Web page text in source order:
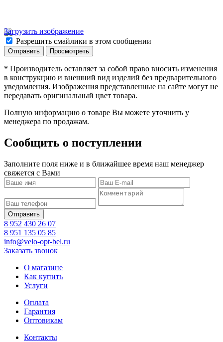
Загрузить изображение
Разрешить смайлики в этом сообщении
* Производитель оставляет за собой право вносить изменения
в конструкцию и внешний вид изделий без предварительного
уведомления. Изображения представленные на сайте могут не
передавать оригинальный цвет товара.
Полную информацию о товаре Вы можете уточнить у
менеджера по продажам.
Сообщить о поступлении
Заполните поля ниже и в ближайшее время наш менеджер
свяжется с Вами
8 952 430 26 07
8 951 135 05 85
info@velo-opt-bel.ru
Заказать звонок
О магазине
Как купить
Услуги
Оплата
Гарантия
Оптовикам
Контакты